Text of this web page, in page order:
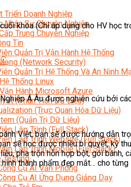
Triển Doanh Nghiệp
Nhân Sự Chuyên Nghiệp
Trung Chuyên Nghiệp
Tin
Quản Trị Vận Hành Hệ Thống
(Network Security)
Quản Trị Hệ Thống Và An Ninh
Thống Linux
Hành Microsoft Azure
(Phân Tích Dữ Liệu)
(Trực Quan Hóa Dữ Liệu)
(Quản Trị Dữ Liệu)
Lập Trình (Full Stack)
Lập Trình Website (Full Stack)
Lập Trình Mobile (Full Stack)
Testing
Cụ AI Văn Phòng
Cụ AI Ứng Dụng Giảng Dạy
khóa (Chỉ áp dụng cho HV học
Á Âu được nghiên cứu bởi
Việt, bạn sẽ được hướng dẫn
sẽ học được nhiều bí quyết, kỹ
pha trộn hỗn hợp bột, gói bánh,
thành phẩm đẹp mắt… cho